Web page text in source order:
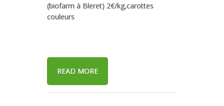
(biofarm à Bleret) 2€/kg,carottes
couleurs
READ MORE